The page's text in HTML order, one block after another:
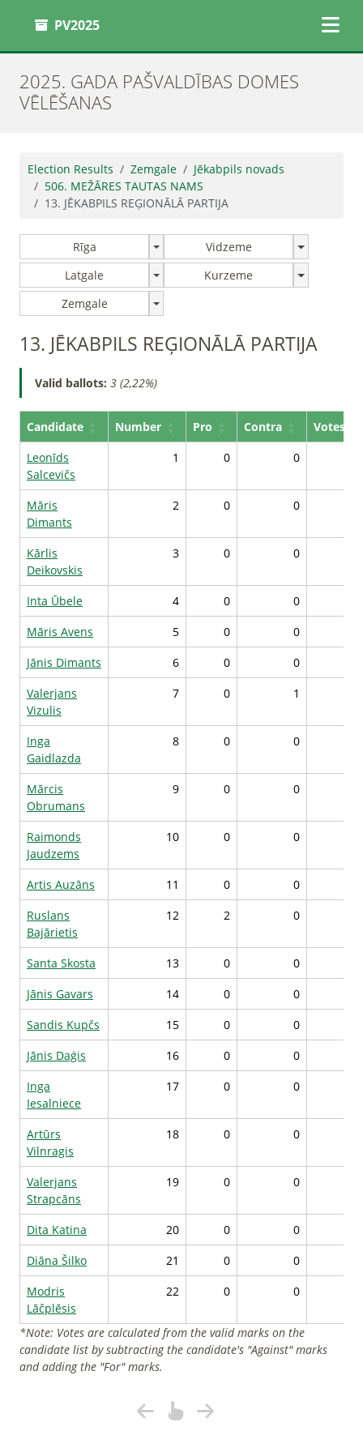
PV2025
2025. GADA PAŠVALDĪBAS DOMES
VĒLĒŠANAS
Election Results Zemgale
Jēkabpils novads
506. MEŽĀRES TAUTAS NAMS
13. JĒKABPILS REĢIONĀLĀ PARTIJA
Rīga
Vidzeme
Latgale
Kurzeme
Zemgale
13. JĒKABPILS REĢIONĀLĀ PARTIJA
Valid ballots: 3 (2,22%)
Candidate Number Pro Contra
Votes*
Leonīds
Salcevičs
1 0 0
Māris
Dimants
2 0 0
Kārlis
Deikovskis
3 0 0
Inta Ūbele 4 0
0
Māris Avens
5 0
0
Jānis Dimants
6 0
0
Valerjans
Vizulis
7 0 1
Inga
Gaidlazda
8 0 0
Mārcis
Obrumans
9 0 0
Raimonds
Jaudzems
10 0 0
Artis Auzāns 11 0
0
Ruslans
Bajārietis
12 2 0
Santa Skosta 13 0
0
Jānis Gavars
14 0
0
Sandis Kupčs
15 0
0
Jānis Daģis
16 0
0
Inga
Iesalniece
17 0 0
Artūrs
Vilnragis
18 0 0
Valerjans
Strapcāns
19 0 0
Dita Katina 20 0
0
Diāna Šilko
21 0
0
Modris
Lāčplēsis
22 0 0
*Note: Votes are calculated from the valid marks on the
candidate list by subtracting the candidate's "Against" marks
and adding the "For" marks.